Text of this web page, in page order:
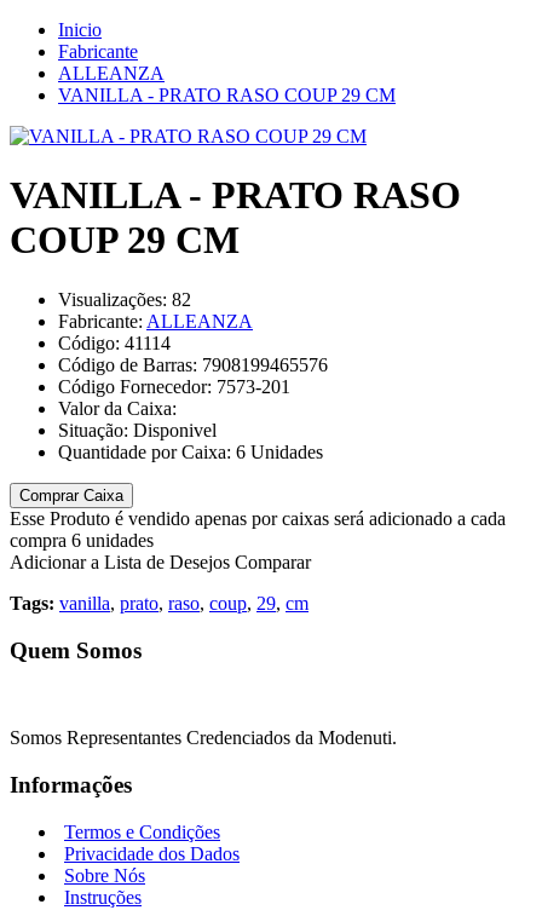
Inicio
Fabricante
ALLEANZA
VANILLA - PRATO RASO COUP 29 CM
VANILLA - PRATO RASO
COUP 29 CM
Visualizações: 82
Fabricante: ALLEANZA
Código: 41114
Código de Barras: 7908199465576
Código Fornecedor: 7573-201
Valor da Caixa:
Situação: Disponivel
Quantidade por Caixa: 6 Unidades
Comprar Caixa
Esse Produto é vendido apenas por caixas será adicionado a cada
compra 6 unidades
Adicionar a Lista de Desejos Comparar
Tags: vanilla, prato, raso, coup, 29, cm
Quem Somos
Somos Representantes Credenciados da Modenuti.
Informações
Termos e Condições
Privacidade dos Dados
Sobre Nós
Instruções